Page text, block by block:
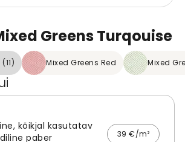
Greens Turqouise
Mixed Greens Red Mixed
kõikjal kasutatav
paber
39 €/m²